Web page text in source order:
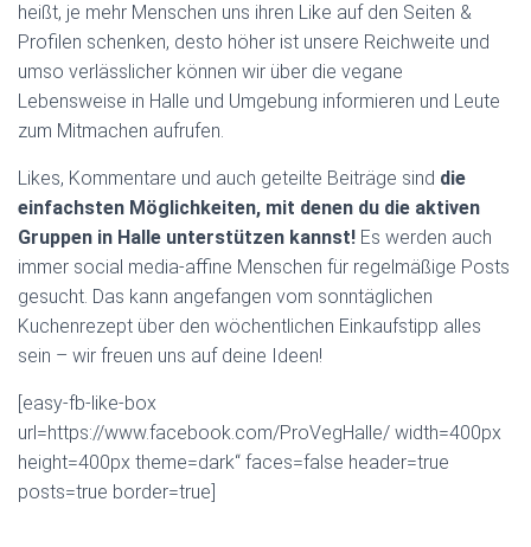
heißt, je mehr Menschen uns ihren Like auf den Seiten &
Profilen schenken, desto höher ist unsere Reichweite und
umso verlässlicher können wir über die vegane
Lebensweise in Halle und Umgebung informieren und Leute
zum Mitmachen aufrufen.
Likes, Kommentare und auch geteilte Beiträge sind die
einfachsten Möglichkeiten, mit denen du die aktiven
Gruppen in Halle unterstützen kannst! Es werden auch
immer social media-affine Menschen für regelmäßige Posts
gesucht. Das kann angefangen vom sonntäglichen
Kuchenrezept über den wöchentlichen Einkaufstipp alles
sein – wir freuen uns auf deine Ideen!
[easy-fb-like-box
url=https://www.facebook.com/ProVegHalle/ width=400px
height=400px theme=dark“ faces=false header=true
posts=true border=true]